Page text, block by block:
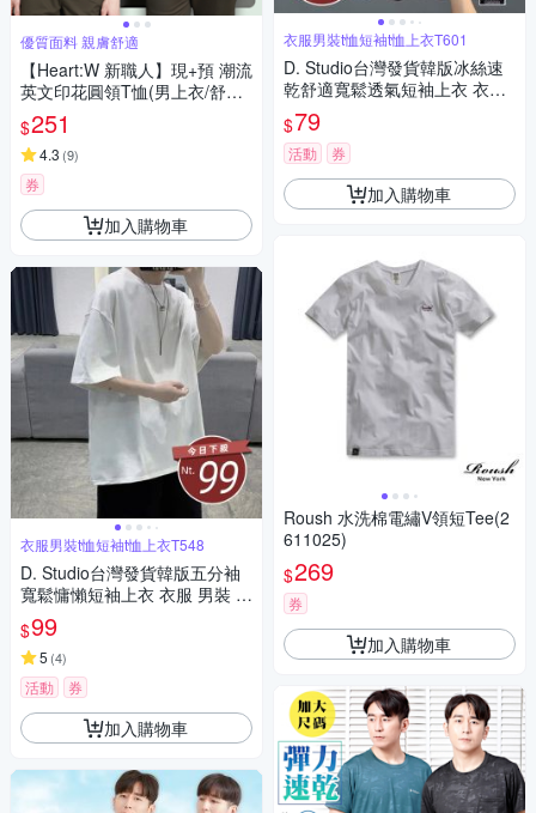
優質面料 親膚舒適
【Heart:W 新職人】現+預 潮流
英文印花圓領T恤(男上衣/舒適/
百搭/休閒)
$251
4.3 (9)
券
加入購物車
衣服男裝t恤短袖t恤上衣T548
D. Studio台灣發貨韓版五分袖
寬鬆慵懶短袖上衣 衣服 男裝 t
恤 短袖t恤 上衣T548
$99
5 (4)
活動 券
加入購物車
衣服男裝t恤短袖t恤上衣T601
D. Studio台灣發貨韓版冰絲速
乾舒適寬鬆透氣短袖上衣 衣
服 男裝 t恤 短袖t恤 上衣T601
$79
活動 券
加入購物車
Roush 水洗棉電繡V領短Tee(2
611025)
$269
券
加入購物車